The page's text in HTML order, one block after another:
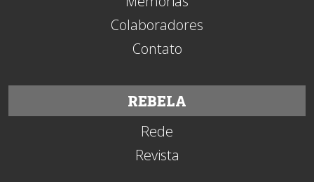
Colaboradores
Contato
REBELA
Rede
Revista